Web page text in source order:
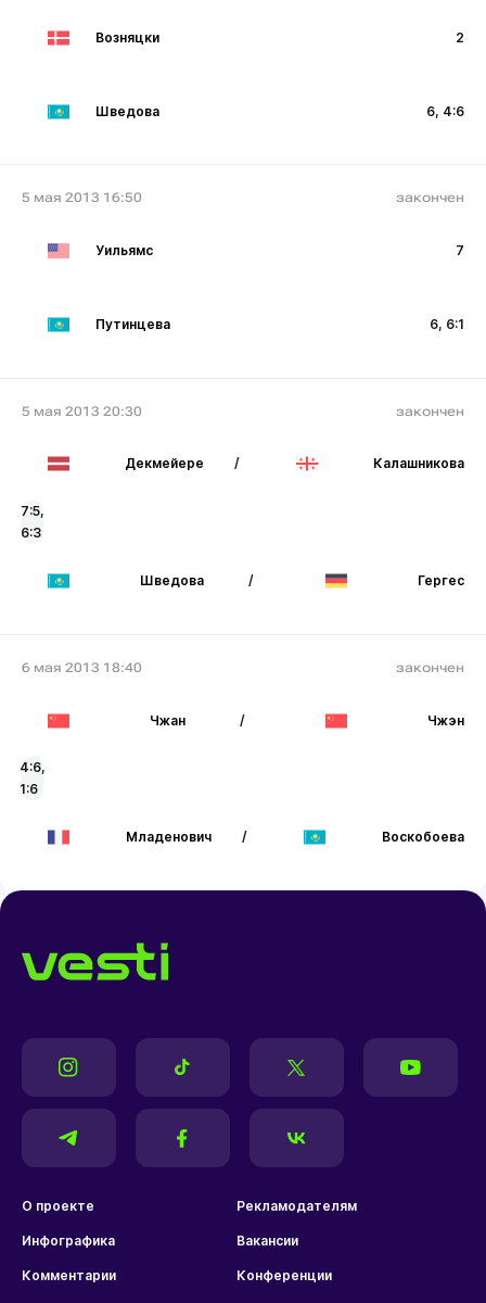
Возняцки 2
Шведова 6, 4:6
5 мая 2013 16:50 закончен
Уильямс 7
Путинцева 6, 6:1
5 мая 2013 20:30 закончен
Декмейере / Калашникова
7:5,
6:3
Шведова / Гергес
6 мая 2013 18:40 закончен
Чжан / Чжэн
4:6,
1:6
Младенович / Воскобоева
О проекте Рекламодателям
Инфографика Вакансии
Комментарии Конференции